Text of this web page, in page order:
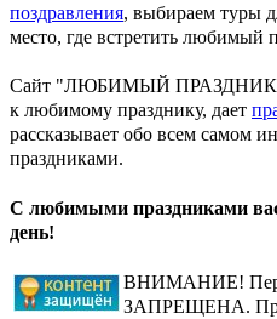
поздравления, выбираем туры
место, где встретить любимый
Сайт "ЛЮБИМЫЙ ПРАЗДНИК"
к любимому празднику, дает
рассказывает обо всем самом
праздниками.
С любимыми праздниками
день!
ВНИМАНИЕ!
ЗАПРЕЩЕНА.